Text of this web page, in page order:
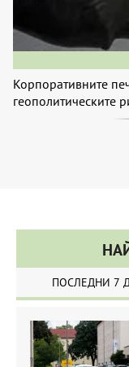
Корпоративните
геополитическите
ПОСЛЕДНИ 7